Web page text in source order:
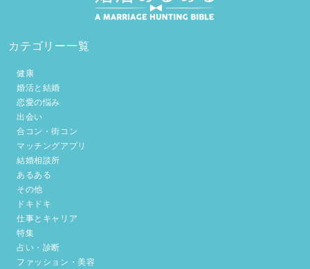
カテゴリー一覧
健康
婚活と結婚
恋愛の悩み
出会い
合コン・街コン
マッチングアプリ
結婚相談所
あるある
その他
ドキドキ
仕事とキャリア
特集
占い・診断
ファッション・美容